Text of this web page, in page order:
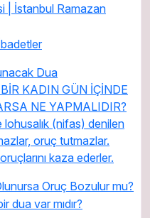
| İstanbul Ramazan
Dua
Oruç Bozulur mu?